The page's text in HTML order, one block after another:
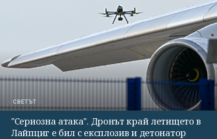
СВЕТЪТ
"Сериозна атака". Дронът край летището в
Лайпциг е бил с експлозив и детонатор